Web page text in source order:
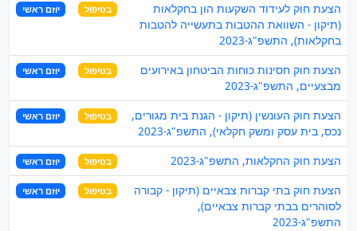
הצעת חוק לעידוד השקעות הון בחקלאות
(תיקון - השוואת ההטבות בתעשייה להטבות
בחקלאות), התשפ"ג-2023
בטיפול יוזם ראשי
הצעת חוק חסינות כוחות הביטחון באירועים
מבצעיים, התשפ"ג-2023
בטיפול יוזם ראשי
הצעת חוק העונשין (תיקון - הגנת בית מגורים,
נכס, בית עסק ומשק חקלאי), התשפ"ג-2023
בטיפול יוזם ראשי
הצעת חוק החקלאות, התשפ"ג-2023 בטיפול יוזם ראשי
הצעת חוק בתי קברות צבאיים (תיקון - קבורה
לסוהרים בבתי קברות צבאיים),
התשפ"ג-2023
בטיפול יוזם ראשי